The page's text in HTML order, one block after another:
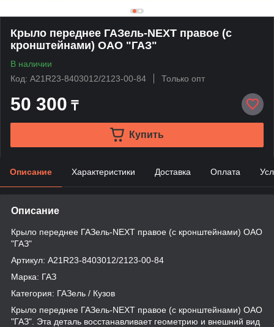
Крыло переднее ГАЗель-NEXT правое (с
кронштейнами) ОАО "ГАЗ"
В наличии
Код: А21R23-8403012/2123-00-84
Только опт
50 300 ₸
Купить
Описание Характеристики Доставка Оплата
Описание
Крыло переднее ГАЗель-NEXT правое (с кронштейнами) ОАО
"ГАЗ"
Артикул: А21R23-8403012/2123-00-84
Марка: ГАЗ
Категория: ГАЗель / Кузов
Крыло переднее ГАЗель-NEXT правое (с кронштейнами) ОАО
"ГАЗ". Эта деталь восстанавливает геометрию и внешний вид